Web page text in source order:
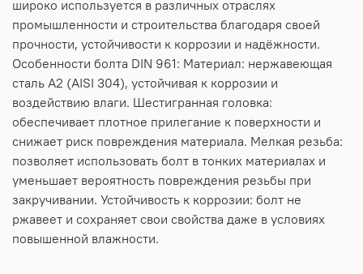
широко используется в различных отраслях
промышленности и строительства благодаря своей
прочности, устойчивости к коррозии и надёжности.
Особенности болта DIN 961: Материал: нержавеющая
сталь А2 (AISI 304), устойчивая к коррозии и
воздействию влаги. Шестигранная головка:
обеспечивает плотное прилегание к поверхности и
снижает риск повреждения материала. Мелкая резьба:
позволяет использовать болт в тонких материалах и
уменьшает вероятность повреждения резьбы при
закручивании. Устойчивость к коррозии: болт не
ржавеет и сохраняет свои свойства даже в условиях
повышенной влажности.